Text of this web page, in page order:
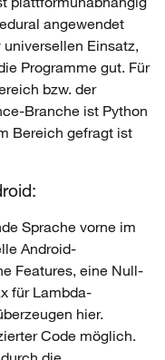
angewendet
Einsatz,
Programme gut. Für
bzw. der
Branche ist Python
Bereich gefragt ist
Sprache vorne im
Android-
Features, eine Null-
für Lambda-
hier.
Code möglich.